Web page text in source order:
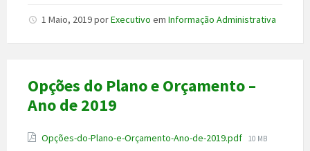
1 Maio, 2019porExecutivo em Informação Administrativa
Opções do Plano e Orçamento –
Ano de 2019
Anexo
Opções-do-Plano-e-Orçamento-Ano-de-2019.pdf File
10 MB